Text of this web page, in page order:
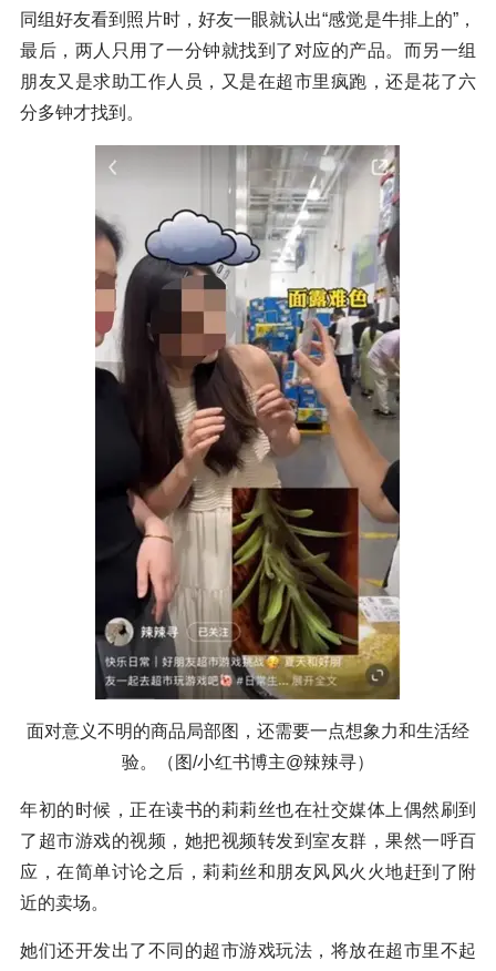
同组好友看到照片时，好友一眼就认出“感觉是牛排上的”，
最后，两人只用了一分钟就找到了对应的产品。而另一组
朋友又是求助工作人员，又是在超市里疯跑，还是花了六
分多钟才找到。
面对意义不明的商品局部图，还需要一点想象力和生活经
验。（图/小红书博主@辣辣寻）
年初的时候，正在读书的莉莉丝也在社交媒体上偶然刷到
了超市游戏的视频，她把视频转发到室友群，果然一呼百
应，在简单讨论之后，莉莉丝和朋友风风火火地赶到了附
近的卖场。
她们还开发出了不同的超市游戏玩法，将放在超市里不起